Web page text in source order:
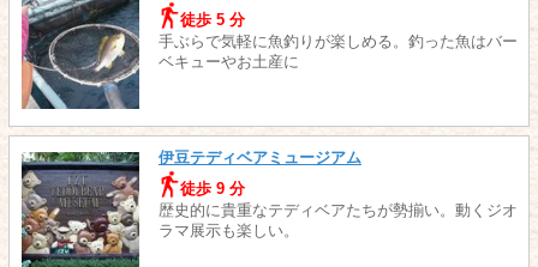
徒歩 5 分
手ぶらで気軽に魚釣りが楽しめる。釣った魚はバー
ベキューやお土産に
伊豆テディベアミュージアム
徒歩 9 分
歴史的に貴重なテディベアたちが勢揃い。動くジオ
ラマ展示も楽しい。